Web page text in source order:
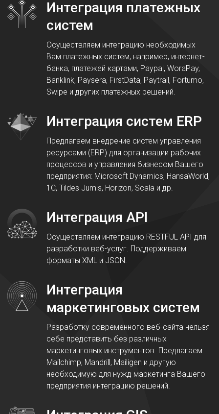
Интеграция платежных
систем
Осуществляем интеграцию необходимых
Вам платежных систем, например, интернет-
банка, платежей картами, Paypal, WoraPay,
Banklink, Paysera, FirstData, Paytrail, Fortumo,
Swipe и других платежных решений.
Интеграция систем ERP
Предлагаем внедрение систем управления
ресурсами (ERP) для организации рабочих
процессов и управления бизнесом Вашего
предприятия: Microsoft Dynamics, HansaWorld,
1C, Tildes Jumis, Horizon, Scala и др.
Интеграция API
Осуществляем интеграцию RESTFUL API для
разработки веб-услуг. Поддерживаем
форматы XML и JSON.
Интеграция
маркетинговых систем
Разработку современного веб-сайта нельзя
себе представить без различных
маркетинговых инструментов. Предлагаем
Mailchimp, Mandrill, Mailigen и другую
необходимую для нужд маркетинга Вашего
предприятия интеграцию решений.